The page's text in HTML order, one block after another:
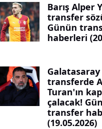
Barış Alper
transfer
Günün
haberleri
Galatasaray
transferde
Turan'ın
çalacak!
transfer
(19.05.2026)